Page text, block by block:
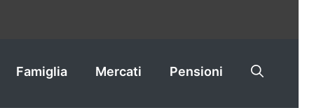
Famiglia Mercati Pensioni